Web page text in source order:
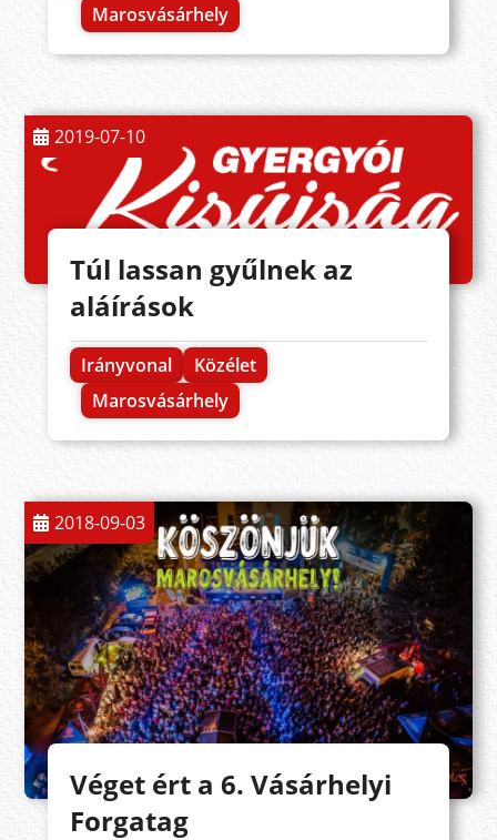
Marosvásárhely
2019-07-10
Túl lassan gyűlnek az
aláírások
Irányvonal
Közélet
Marosvásárhely
2018-09-03
Véget ért a 6. Vásárhelyi
Forgatag